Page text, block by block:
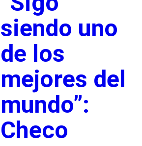
siendo uno
de los
mejores del
mundo”:
Checo